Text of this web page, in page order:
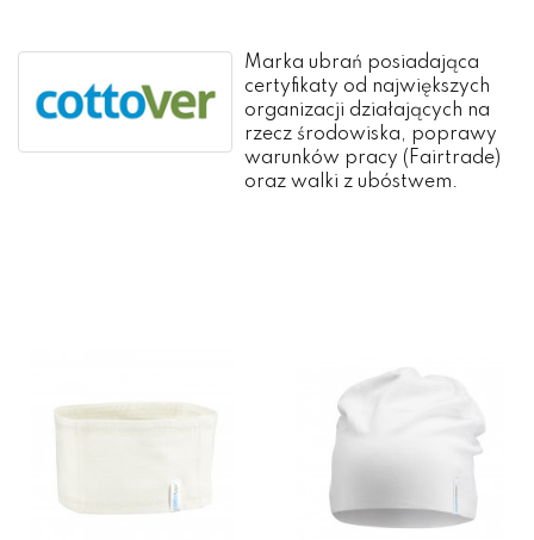
Marka ubrań posiadająca
certyfikaty od największych
organizacji działających na
rzecz środowiska, poprawy
warunków pracy (Fairtrade)
oraz walki z ubóstwem.